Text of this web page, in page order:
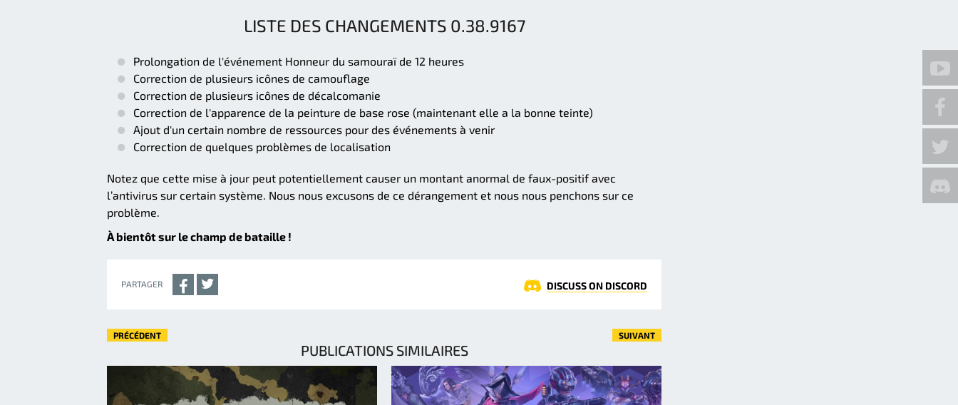
LISTE DES CHANGEMENTS 0.38.9167
Prolongation de l'événement Honneur du samouraï de 12 heures
Correction de plusieurs icônes de camouflage
Correction de plusieurs icônes de décalcomanie
Correction de l'apparence de la peinture de base rose (maintenant elle a la bonne teinte)
Ajout d'un certain nombre de ressources pour des événements à venir
Correction de quelques problèmes de localisation
Notez que cette mise à jour peut potentiellement causer un montant anormal de faux-positif avec
l’antivirus sur certain système. Nous nous excusons de ce dérangement et nous nous penchons sur ce
problème.
À bientôt sur le champ de bataille !
PARTAGER DISCUSS ON DISCORD
PRÉCÉDENT SUIVANT
PUBLICATIONS SIMILAIRES